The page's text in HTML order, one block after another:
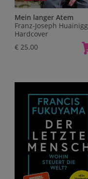
Mein langer Atem
Franz-Joseph Huainigg
Hardcover
€ 25.00